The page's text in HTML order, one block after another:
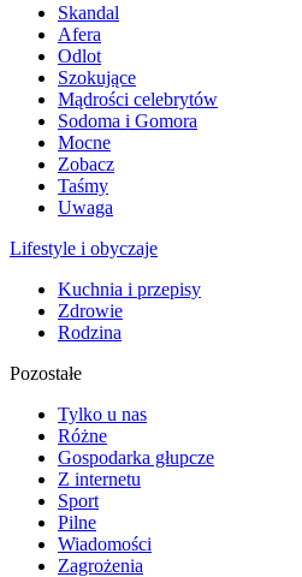
Skandal
Afera
Odlot
Szokujące
Mądrości celebrytów
Sodoma i Gomora
Mocne
Zobacz
Taśmy
Uwaga
Lifestyle i obyczaje
Kuchnia i przepisy
Zdrowie
Rodzina
Pozostałe
Tylko u nas
Różne
Gospodarka głupcze
Z internetu
Sport
Pilne
Wiadomości
Zagrożenia